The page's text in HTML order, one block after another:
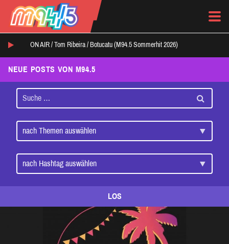
ON AIR / Tom Ribeira/ Botucatu (M94.5 Sommerhit 2026)
NEUE POSTS VON M94.5
LOS